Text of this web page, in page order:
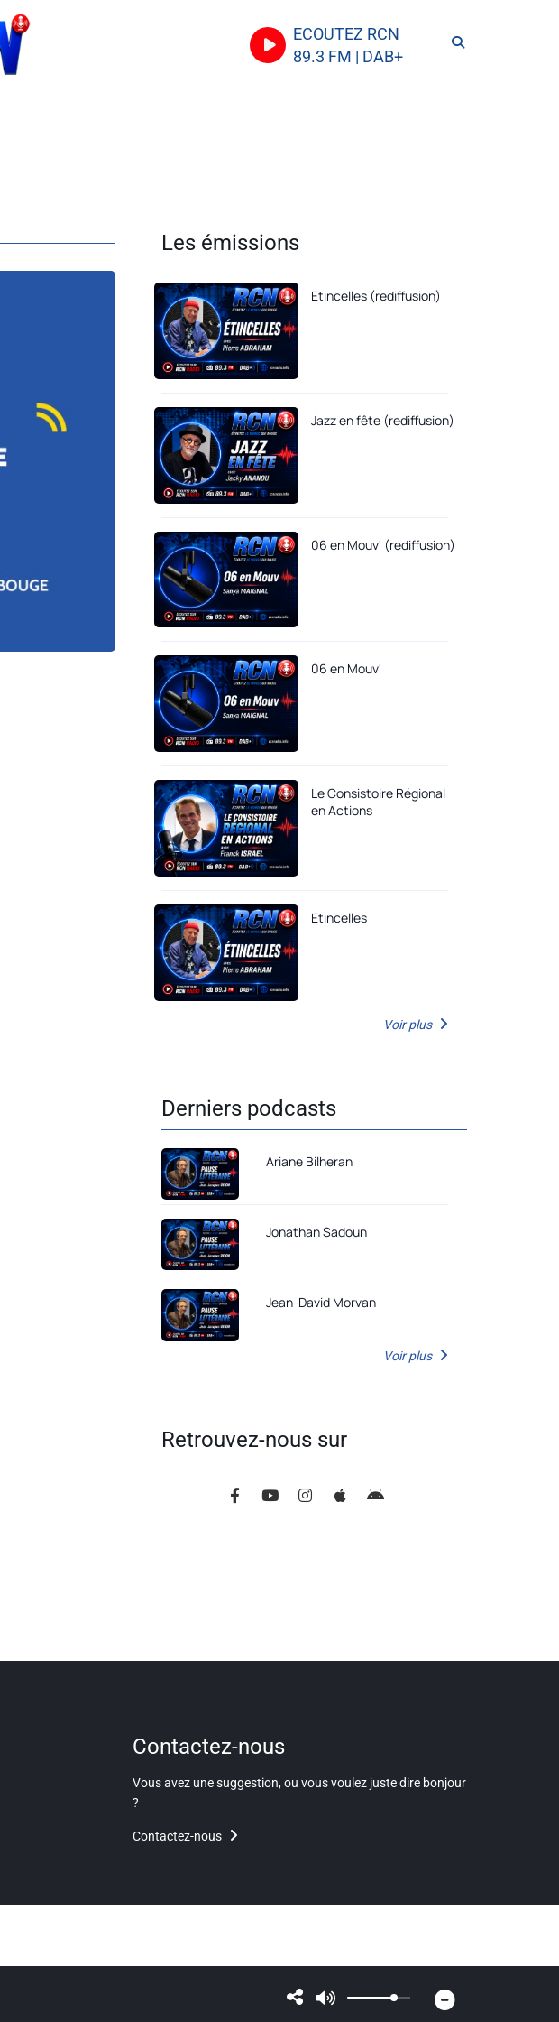
ECOUTEZ RCN
89.3 FM | DAB+
Les émissions
Etincelles (rediffusion)
Jazz en fête (rediffusion)
06 en Mouv' (rediffusion)
06 en Mouv'
Le Consistoire Régional
en Actions
Etincelles
Voir plus
Derniers podcasts
Ariane Bilheran
Jonathan Sadoun
Jean-David Morvan
Voir plus
Retrouvez-nous sur
Contactez-nous
Vous avez une suggestion, ou vous voulez juste dire bonjour
?
Contactez-nous